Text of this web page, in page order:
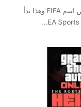
جميعنا نعلم أن EA فقدت حقوق ترخيص اسم FIFA وهذا بدأ